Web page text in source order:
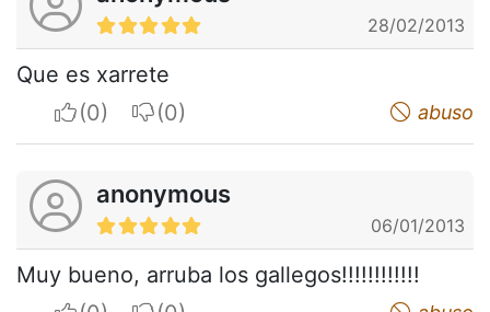
28/02/2013
Que es xarrete
I apreciateI do not appreciate abuso
anonymous
06/01/2013
Muy bueno, arruba los gallegos!!!!!!!!!!!!